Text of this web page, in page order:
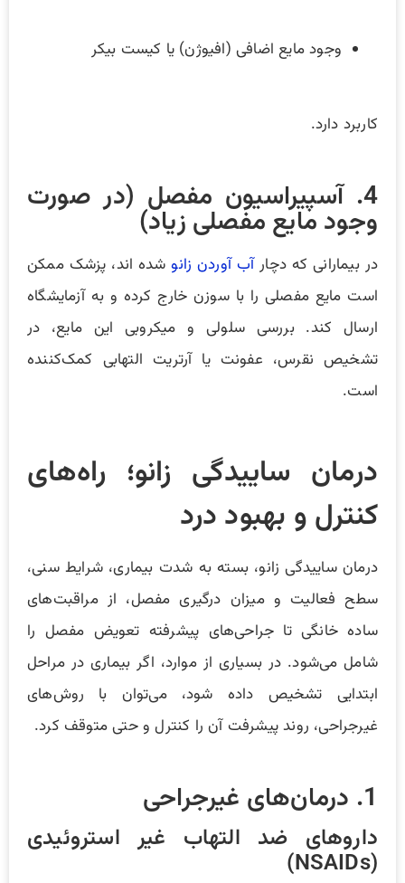
وجود مایع اضافی (افیوژن) یا کیست بیکر
کاربرد دارد.
4. آسپیراسیون مفصل (در صورت
وجود مایع مفصلی زیاد)
در بیمارانی که دچارآب آوردن زانوشده اند، پزشک ممکن
است مایع مفصلی را با سوزن خارج کرده و به آزمایشگاه
ارسال کند. بررسی سلولی و میکروبی این مایع، در
تشخیص نقرس، عفونت یا آرتریت التهابی کمک‌کننده
است.
درمان ساییدگی زانو؛ راه‌های
کنترل و بهبود درد
درمان ساییدگی زانو، بسته به شدت بیماری، شرایط سنی،
سطح فعالیت و میزان درگیری مفصل، از مراقبت‌های
ساده خانگی تا جراحی‌های پیشرفته تعویض مفصل را
شامل می‌شود. در بسیاری از موارد، اگر بیماری در مراحل
ابتدایی تشخیص داده شود، می‌توان با روش‌های
غیرجراحی، روند پیشرفت آن را کنترل و حتی متوقف کرد.
1. درمان‌های غیرجراحی
داروهای ضد التهاب غیر استروئیدی
(NSAIDs)